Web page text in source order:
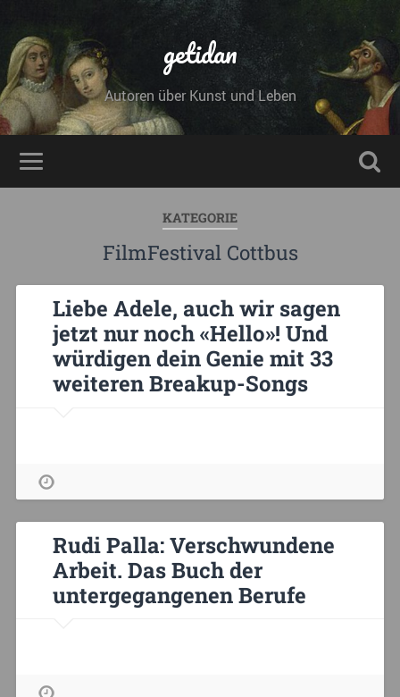
getidan
Autoren über Kunst und Leben
KATEGORIE
FilmFestival Cottbus
Liebe Adele, auch wir sagen
jetzt nur noch «Hello»! Und
würdigen dein Genie mit 33
weiteren Breakup-Songs
Rudi Palla: Verschwundene
Arbeit. Das Buch der
untergegangenen Berufe